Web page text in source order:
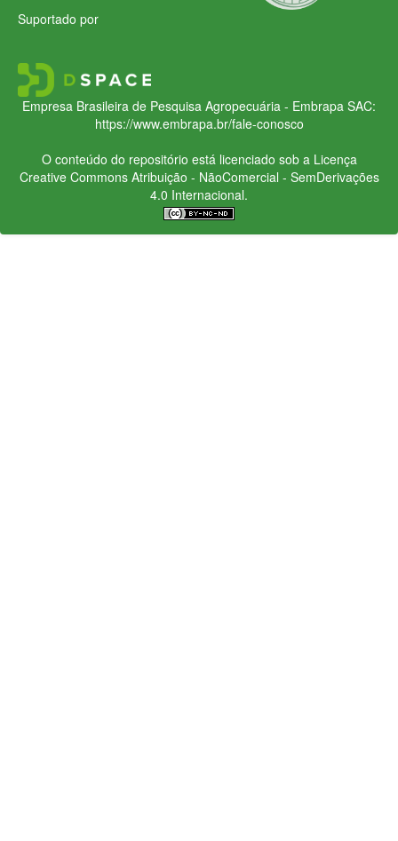
Suportado por
Empresa Brasileira de Pesquisa Agropecuária - Embrapa SAC:
https://www.embrapa.br/fale-conosco
O conteúdo do repositório está licenciado sob a Licença
Creative CommonsAtribuição - NãoComercial - SemDerivações
4.0 Internacional.